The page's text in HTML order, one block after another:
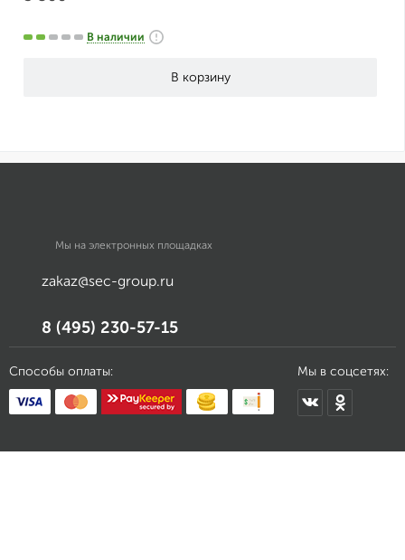
В наличии
Мы на электронных площадках
zakaz@sec-group.ru
8 (495) 230-57-15
Способы оплаты: Мы в соцсетях: